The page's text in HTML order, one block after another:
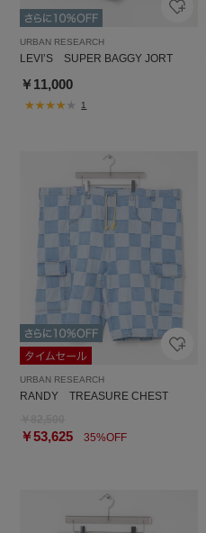
URBAN RESEARCH
LEVI’S SUPER BAGGY JORT
￥11,000
1
URBAN RESEARCH
RANDY TREASURE CHEST
￥53,625 35%OFF